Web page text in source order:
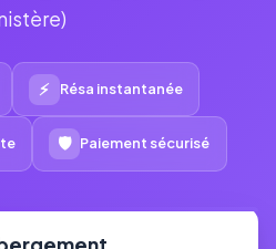
⚡ Résa instantanée
🛡 Paiement sécurisé